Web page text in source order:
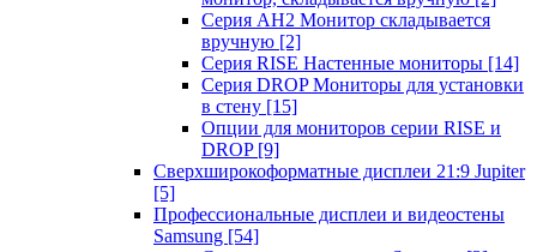
Серия AH2 Монитор складывается
вручную [2]
Серия RISE Настенные мониторы [14]
Серия DROP Мониторы для установки
в стену [15]
Опции для мониторов серии RISE и
DROP [9]
Сверхширокоформатные дисплеи 21:9 Jupiter
[5]
Профессиональные дисплеи и видеостены
Samsung [54]